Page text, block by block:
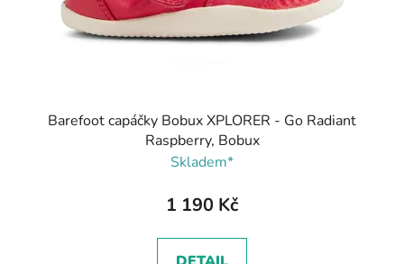
Barefoot capáčky Bobux XPLORER - Go Radiant
Raspberry, Bobux
Skladem*
1 190 Kč